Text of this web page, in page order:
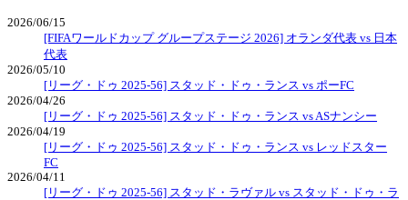
2026/06/15
[FIFAワールドカップ グループステージ 2026] オランダ代表 vs 日本
代表
2026/05/10
[リーグ・ドゥ 2025-56] スタッド・ドゥ・ランス vs ポーFC
2026/04/26
[リーグ・ドゥ 2025-56] スタッド・ドゥ・ランス vs ASナンシー
2026/04/19
[リーグ・ドゥ 2025-56] スタッド・ドゥ・ランス vs レッドスター
FC
2026/04/11
[リーグ・ドゥ 2025-56] スタッド・ラヴァル vs スタッド・ドゥ・ラ